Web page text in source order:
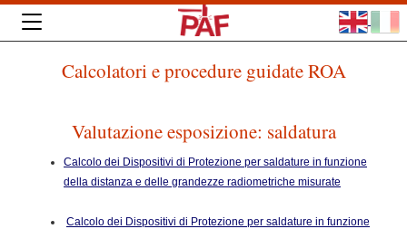
Calcolatori e procedure guidate ROA
Valutazione esposizione: saldatura
Calcolo dei Dispositivi di Protezione per saldature in funzione
della distanza e delle grandezze radiometriche misurate
Calcolo dei Dispositivi di Protezione per saldature in funzione